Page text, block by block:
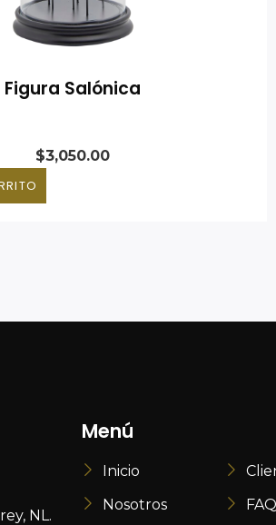
Figura Salónica
$3,050.00
NL.
Menú
Inicio
Nosotros